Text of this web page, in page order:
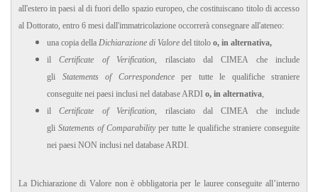
all'estero in paesi al di fuori dello spazio europeo, che costituiscano titolo di accesso
al Dottorato, entro 6 mesi dall'immatricolazione occorrerà consegnare all'ateneo:
una copia della Dichiarazione di Valore del titolo o, in alternativa,
ilCertificate of Verification, rilasciato dal CIMEA che include
gli Statements of Correspondenceper tutte le qualifiche straniere
conseguite nei paesi inclusi nel database ARDI o, in alternativa,
ilCertificate of Verification, rilasciato dal CIMEA che include
gli Statements of Comparabilityper tutte le qualifiche straniere conseguite
nei paesi NON inclusi nel database ARDI.
La Dichiarazione di Valore non è obbligatoria per le lauree conseguite all’interno